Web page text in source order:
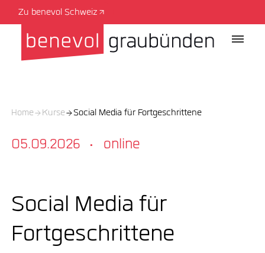
Zu benevol Schweiz
Home Kurse Social Media für Fortgeschrittene
05.09.2026 · online
Social Media für
Fortgeschrittene